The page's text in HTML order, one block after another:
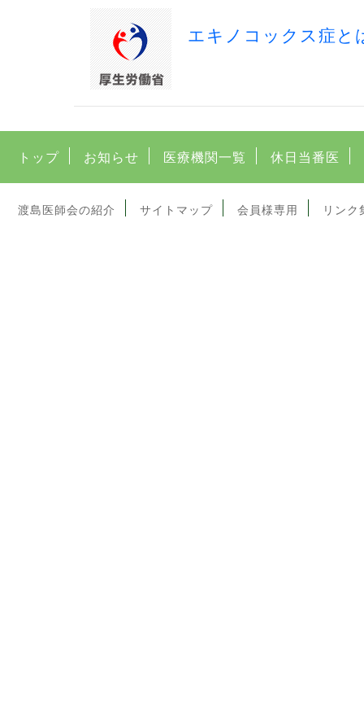
エキノコックス症と
トップ お知らせ 医療機関一覧 休日当番医
渡島医師会の紹介 サイトマップ 会員様専用 リンク